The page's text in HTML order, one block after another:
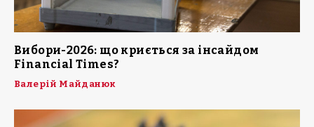
Вибори-2026: що криється за інсайдом
Financial Times?
Валерій Майданюк